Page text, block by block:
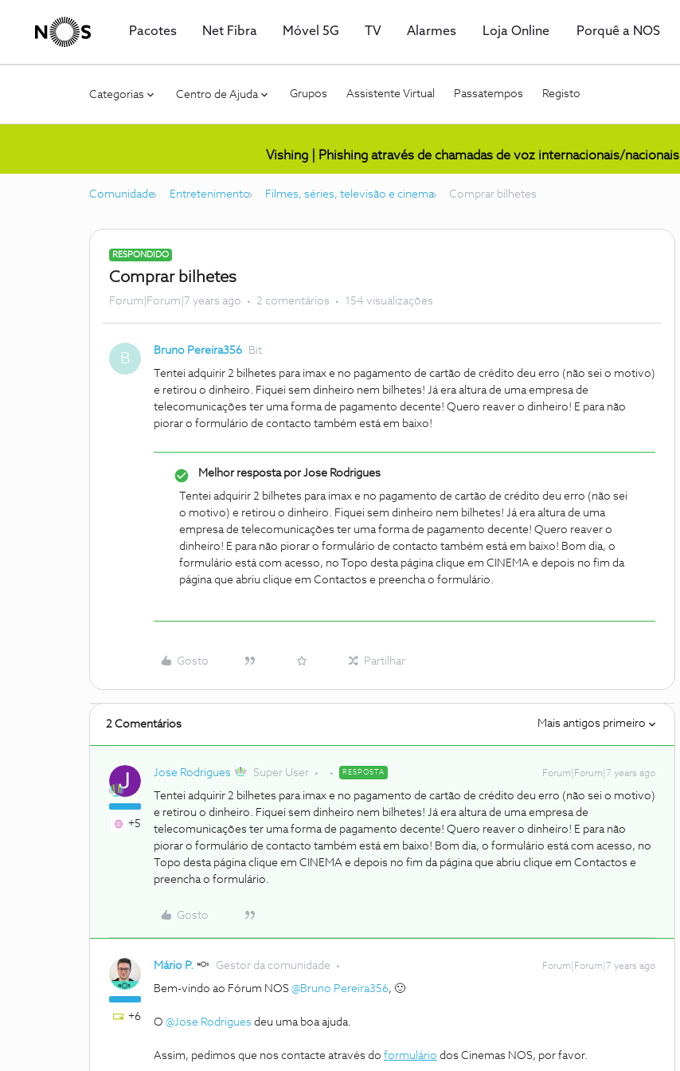
Pacotes Net Fibra Móvel 5G TV Alarmes Loja Online Porquê a NOS
Categorias Centro de Ajuda Grupos Assistente Virtual Passatempos Registo
Vishing | Phishing através de chamadas de voz internacionais/nacionais
Comunidade Entretenimento Filmes, séries, televisão e cinema Comprar bilhetes
RESPONDIDO
Comprar bilhetes
Forum|Forum|7 years ago 2 comentários 154 visualizações
B Bruno Pereira356 Bit
Tentei adquirir 2 bilhetes para imax e no pagamento de cartão de crédito deu erro (não sei o motivo)
e retirou o dinheiro. Fiquei sem dinheiro nem bilhetes! Já era altura de uma empresa de
telecomunicações ter uma forma de pagamento decente! Quero reaver o dinheiro! E para não
piorar o formulário de contacto também está em baixo!
Melhor resposta porJose Rodrigues
Tentei adquirir 2 bilhetes para imax e no pagamento de cartão de crédito deu erro (não sei
o motivo) e retirou o dinheiro. Fiquei sem dinheiro nem bilhetes! Já era altura de uma
empresa de telecomunicações ter uma forma de pagamento decente! Quero reaver o
dinheiro! E para não piorar o formulário de contacto também está em baixo! Bom dia, o
formulário está com acesso, no Topo desta página clique em CINEMA e depois no fim da
página que abriu clique em Contactos e preencha o formulário.
Gosto Partilhar
2 Comentários Mais antigos primeiro
+5
Jose Rodrigues Super User RESPOSTA Forum|Forum|7 years ago
Tentei adquirir 2 bilhetes para imax e no pagamento de cartão de crédito deu erro (não sei o motivo)
e retirou o dinheiro. Fiquei sem dinheiro nem bilhetes! Já era altura de uma empresa de
telecomunicações ter uma forma de pagamento decente! Quero reaver o dinheiro! E para não
piorar o formulário de contacto também está em baixo! Bom dia, o formulário está com acesso, no
Topo desta página clique em CINEMA e depois no fim da página que abriu clique em Contactos e
preencha o formulário.
Gosto
+6
Mário P. Gestor da comunidade Forum|Forum|7 years ago
Bem-vindo ao Fórum NOS @Bruno Pereira356, 🙂
O @Jose Rodrigues deu uma boa ajuda.
Assim, pedimos que nos contacte através do formulário dos Cinemas NOS, por favor.